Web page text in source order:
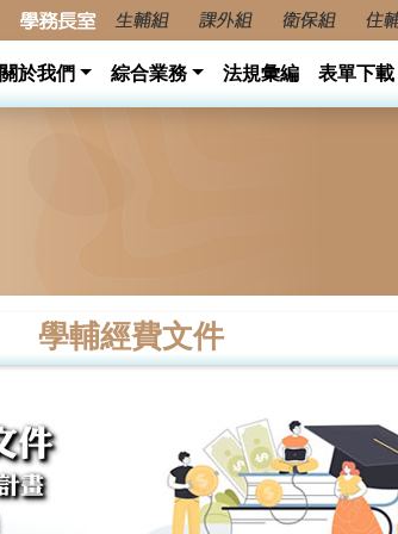
關於我們 綜合業務 法規彙編 表單下載
學輔經費文件